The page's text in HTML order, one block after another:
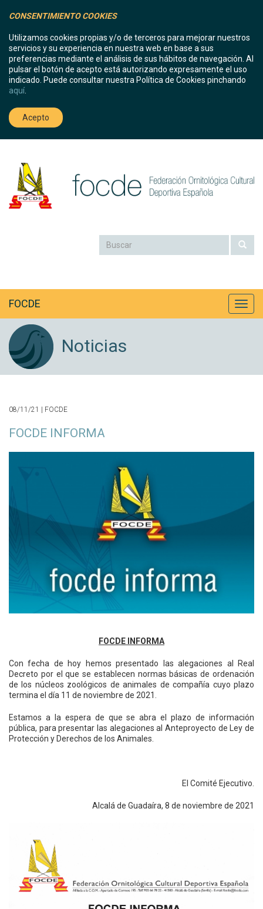
FOCDE
Noticias
08/11/21 | FOCDE
FOCDE INFORMA
FOCDE INFORMA
Con fecha de hoy hemos presentado las alegaciones al Real
Decreto por el que se establecen normas básicas de ordenación
de los núcleos zoológicos de animales de compañía cuyo plazo
termina el día 11 de noviembre de 2021.
Estamos a la espera de que se abra el plazo de información
pública, para presentar las alegaciones al Anteproyecto de Ley de
Protección y Derechos de los Animales.
El Comité Ejecutivo.
Alcalá de Guadaíra, 8 de noviembre de 2021
CONSENTIMIENTO COOKIES
Utilizamos cookies propias y/o de terceros para mejorar nuestros
servicios y su experiencia en nuestra web en base a sus
preferencias mediante el análisis de sus hábitos de navegación. Al
pulsar el botón de acepto está autorizando expresamente el uso
indicado. Puede consultar nuestra Política de Cookies pinchando
aquí
Acepto